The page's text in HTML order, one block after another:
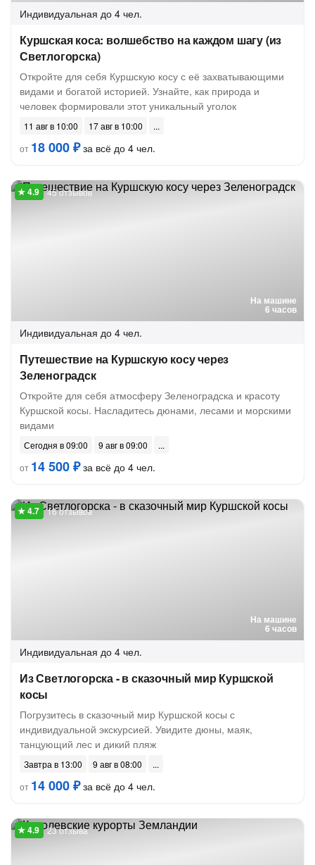
Индивидуальная до 4 чел.
Куршская коса: волшебство на каждом шагу (из
Светлогорска)
Откройте для себя Куршскую косу с её захватывающими
видами и богатой историей. Узнайте, как природа и
человек формировали этот уникальный уголок
11 авг в 10:00
17 авг в 10:00
от 18 000 ₽за всё до 4 чел.
На машине
6 часов
45 отзывов
Индивидуальная до 4 чел.
Путешествие на Куршскую косу через
Зеленоградск
Откройте для себя атмосферу Зеленоградска и красоту
Куршской косы. Насладитесь дюнами, лесами и морскими
видами
Сегодня в 09:00
9 авг в 09:00
от 14 500 ₽за всё до 4 чел.
На машине
6 часов
16 отзывов
Индивидуальная до 4 чел.
Из Светлогорска - в сказочный мир Куршской
косы
Погрузитесь в сказочный мир Куршской косы с
индивидуальной экскурсией. Увидите дюны, маяк,
танцующий лес и дикий пляж
Завтра в 13:00
9 авг в 08:00
от 14 000 ₽за всё до 4 чел.
23 отзыва